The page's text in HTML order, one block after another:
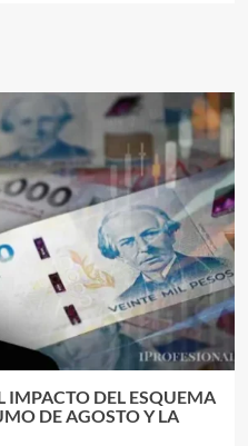
IMPACTO DEL ESQUEMA
DE AGOSTO Y LA